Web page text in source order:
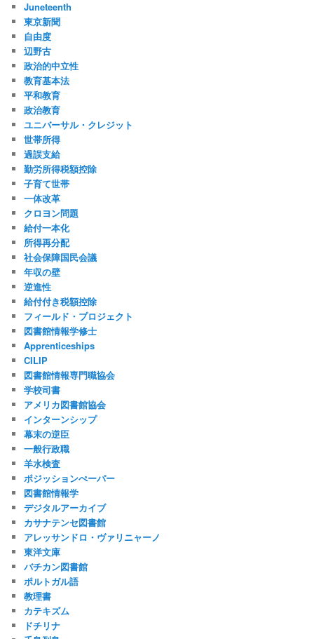
Juneteenth
東京新聞
自由度
辺野古
政治的中立性
教育基本法
平和教育
政治教育
ユニバーサル・クレジット
世帯所得
過誤支給
勤労所得税額控除
子育て世帯
一体改革
クロヨン問題
給付一本化
所得再分配
社会保障国民会議
年収の壁
逆進性
給付付き税額控除
フィールド・プロジェクト
図書館情報学修士
Apprenticeships
CILIP
図書館情報専門職協会
学校司書
アメリカ図書館協会
インターンシップ
幕末の逆臣
一般行政職
羊水検査
ポジッションぺーパー
図書館情報学
デジタルアーカイブ
カサナテンセ図書館
アレッサンドロ・ヴァリニャーノ
東洋文庫
バチカン図書館
ポルトガル語
教理書
カテキズム
ドチリナ